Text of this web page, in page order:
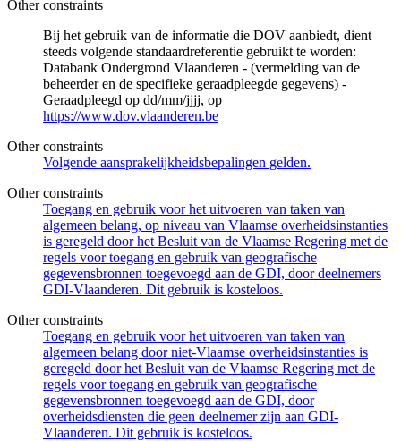
Other constraints
Bij het gebruik van de informatie die DOV aanbiedt, dient
steeds volgende standaardreferentie gebruikt te worden:
Databank Ondergrond Vlaanderen - (vermelding van de
beheerder en de specifieke geraadpleegde gegevens) -
Geraadpleegd op dd/mm/jjjj, op
https://www.dov.vlaanderen.be
Other constraints
Volgende aansprakelijkheidsbepalingen gelden.
Other constraints
Toegang en gebruik voor het uitvoeren van taken van
algemeen belang, op niveau van Vlaamse overheidsinstanties
is geregeld door het Besluit van de Vlaamse Regering met de
regels voor toegang en gebruik van geografische
gegevensbronnen toegevoegd aan de GDI, door deelnemers
GDI-Vlaanderen. Dit gebruik is kosteloos.
Other constraints
Toegang en gebruik voor het uitvoeren van taken van
algemeen belang door niet-Vlaamse overheidsinstanties is
geregeld door het Besluit van de Vlaamse Regering met de
regels voor toegang en gebruik van geografische
gegevensbronnen toegevoegd aan de GDI, door
overheidsdiensten die geen deelnemer zijn aan GDI-
Vlaanderen. Dit gebruik is kosteloos.